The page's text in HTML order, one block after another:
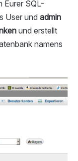
Eurer SQL-
User und admin
und erstellt
namens